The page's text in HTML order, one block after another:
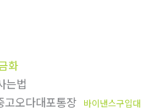
화
는법
고오다대포통장 바이낸스구입대